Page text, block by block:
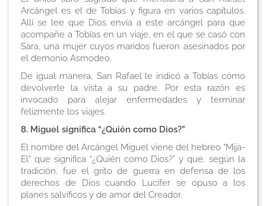
Arcángel es el de Tobías y figura en varios capítulos.
Allí se lee que Dios envía a este arcángel para que
acompañe a Tobías en un viaje, en el que se casó con
Sara, una mujer cuyos maridos fueron asesinados por
el demonio Asmodeo.
De igual manera, San Rafael le indicó a Tobías cómo
devolverle la vista a su padre. Por esta razón es
invocado para alejar enfermedades y terminar
felizmente los viajes.
8. Miguel significa “¿Quién como Dios?”
El nombre del Arcángel Miguel viene del hebreo “Mija-
El” que significa “¿Quién como Dios?” y que, según la
tradición, fue el grito de guerra en defensa de los
derechos de Dios cuando Lucifer se opuso a los
planes salvíficos y de amor del Creador.